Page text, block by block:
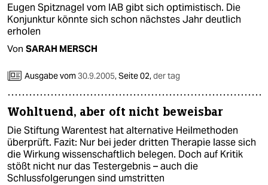
Eugen Spitznagel vom IAB gibt sich optimistisch. Die
Konjunktur könnte sich schon nächstes Jahr deutlich
erholen
Von SARAH MERSCH
Ausgabe vom30.9.2005,Seite 02,der tag
Wohltuend, aber oft nicht beweisbar
Die Stiftung Warentest hat alternative Heilmethoden
überprüft. Fazit: Nur bei jeder dritten Therapie lasse sich
die Wirkung wissenschaftlich belegen. Doch auf Kritik
stößt nicht nur das Testergebnis – auch die
Schlussfolgerungen sind umstritten